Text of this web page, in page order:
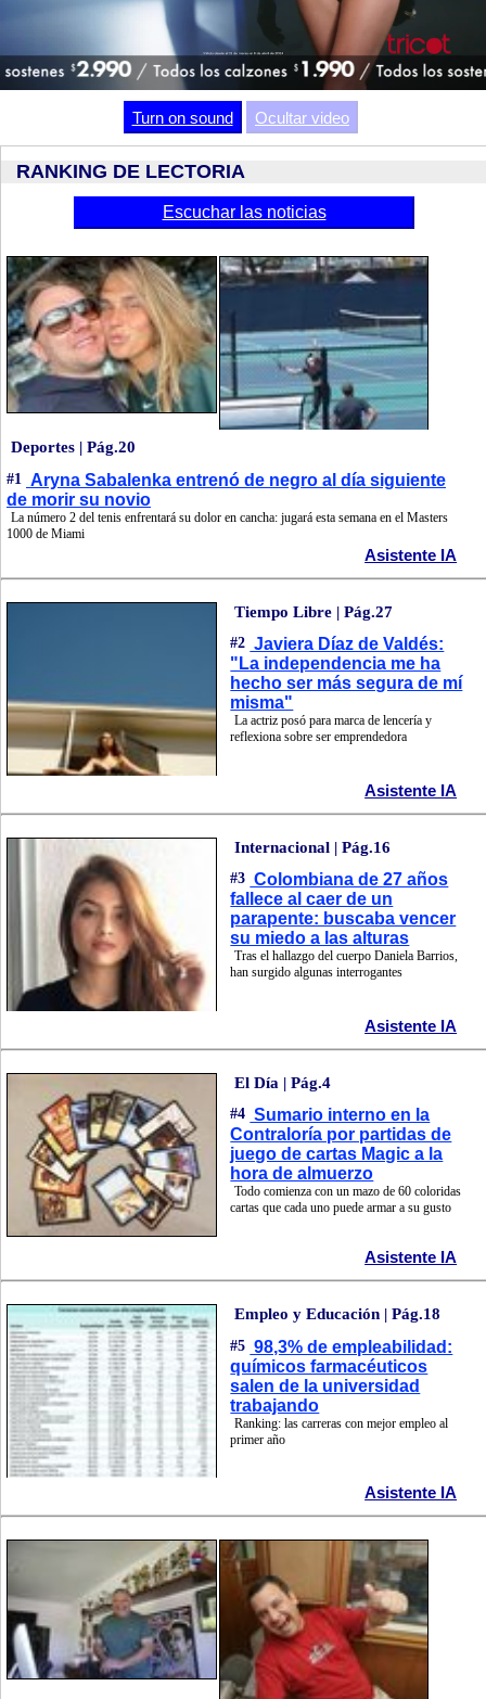
Video
Turn on sound Ocultar video
RANKING DE LECTORIA
Escuchar las noticias
Deportes | Pág.20
#1
Aryna Sabalenka entrenó de negro al día siguiente
de morir su novio
La número 2 del tenis enfrentará su dolor en cancha: jugará esta semana en el Masters
1000 de Miami
Asistente IA
Tiempo Libre | Pág.27
#2 Javiera Díaz de Valdés:
"La independencia me ha
hecho ser más segura de mí
misma"
La actriz posó para marca de lencería y
reflexiona sobre ser emprendedora
Asistente IA
Internacional | Pág.16
#3 Colombiana de 27 años
fallece al caer de un
parapente: buscaba vencer
su miedo a las alturas
Tras el hallazgo del cuerpo Daniela Barrios,
han surgido algunas interrogantes
Asistente IA
El Día | Pág.4
#4 Sumario interno en la
Contraloría por partidas de
juego de cartas Magic a la
hora de almuerzo
Todo comienza con un mazo de 60 coloridas
cartas que cada uno puede armar a su gusto
Asistente IA
Empleo y Educación | Pág.18
#5 98,3% de empleabilidad:
químicos farmacéuticos
salen de la universidad
trabajando
Ranking: las carreras con mejor empleo al
primer año
Asistente IA